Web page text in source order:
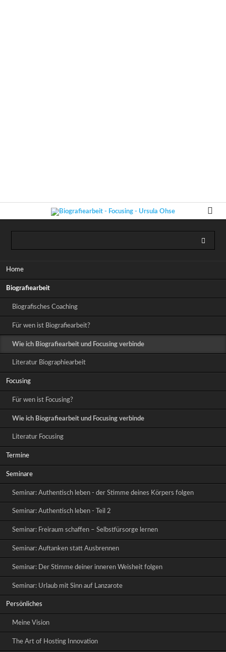
Navigation
Home
Biografiearbeit
Biografisches Coaching
Für wen ist Biografiearbeit?
Wie ich Biografiearbeit und Focusing verbinde
Literatur Biographiearbeit
Focusing
Für wen ist Focusing?
Wie ich Biografiearbeit und Focusing verbinde
Literatur Focusing
Termine
Seminare
Seminar: Authentisch leben - der Stimme deines Körpers folgen
Seminar: Authentisch leben - Teil 2
Seminar: Freiraum schaffen – Selbstfürsorge lernen
Seminar: Auftanken statt Ausbrennen
Seminar: Der Stimme deiner inneren Weisheit folgen
Seminar: Urlaub mit Sinn auf Lanzarote
Persönliches
Meine Vision
The Art of Hosting Innovation